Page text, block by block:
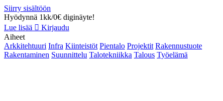
Siirry sisältöön
Hyödynnä 1kk/0€ diginäyte!
Lue lisää
Kirjaudu
Aiheet
Arkkitehtuuri Infra Kiinteistöt Pientalo Projektit Rakennustuote
Rakentaminen Suunnittelu Talotekniikka Talous Työelämä